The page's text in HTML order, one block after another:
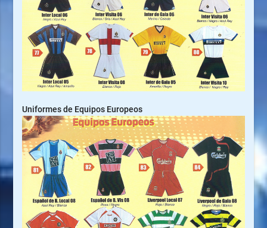
Uniformes de Equipos Europeos